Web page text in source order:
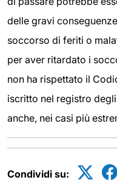
delle gravi
soccorso di feriti o
per aver ritardato i
non ha rispettato il
iscritto nel registro
anche, nei casi più
Condividi su: